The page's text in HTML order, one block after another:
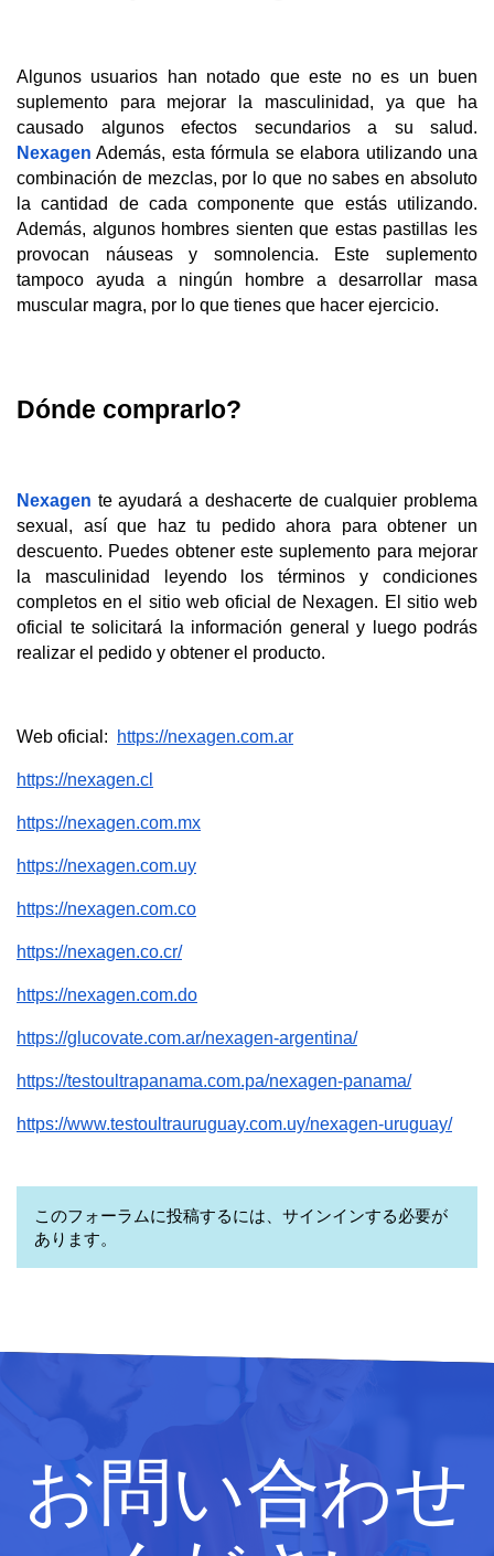
Algunos usuarios han notado que este no es un buen
suplemento para mejorar la masculinidad, ya que ha
Nexagen Además, esta fórmula se elabora utilizando una
combinación de mezclas, por lo que no sabes en absoluto
la cantidad de cada componente que estás utilizando.
Además, algunos hombres sienten que estas pastillas les
provocan náuseas y somnolencia. Este suplemento
tampoco ayuda a ningún hombre a desarrollar masa
muscular magra, por lo que tienes que hacer ejercicio.
Dónde comprarlo?
Nexagen te ayudará a deshacerte de cualquier problema
sexual, así que haz tu pedido ahora para obtener un
descuento. Puedes obtener este suplemento para mejorar
la masculinidad leyendo los términos y condiciones
completos en el sitio web oficial de Nexagen. El sitio web
oficial te solicitará la información general y luego podrás
realizar el pedido y obtener el producto.
Web oficial: https://nexagen.com.ar
https://nexagen.cl
https://nexagen.com.mx
https://nexagen.com.uy
https://nexagen.com.co
https://nexagen.co.cr/
https://nexagen.com.do
https://glucovate.com.ar/nexagen-argentina/
https://testoultrapanama.com.pa/nexagen-panama/
https://www.testoultrauruguay.com.uy/nexagen-uruguay/
このフォーラムに投稿するには、サインインする必要が
あります。
お問い合わせ